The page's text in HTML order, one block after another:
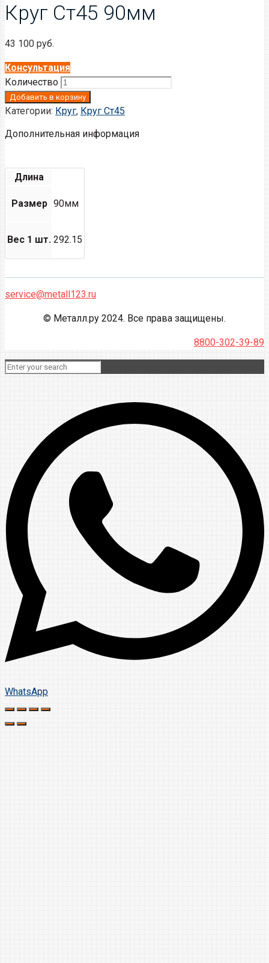
Круг Ст45 90мм
43 100 руб.
Консультация
Количество
Добавить в корзину
Категории: Круг, Круг Ст45
Дополнительная информация
Длина
Размер 90мм
Вес 1 шт. 292.15
service@metall123.ru
© Металл.ру 2024. Все права защищены.
8800-302-39-89
WhatsApp